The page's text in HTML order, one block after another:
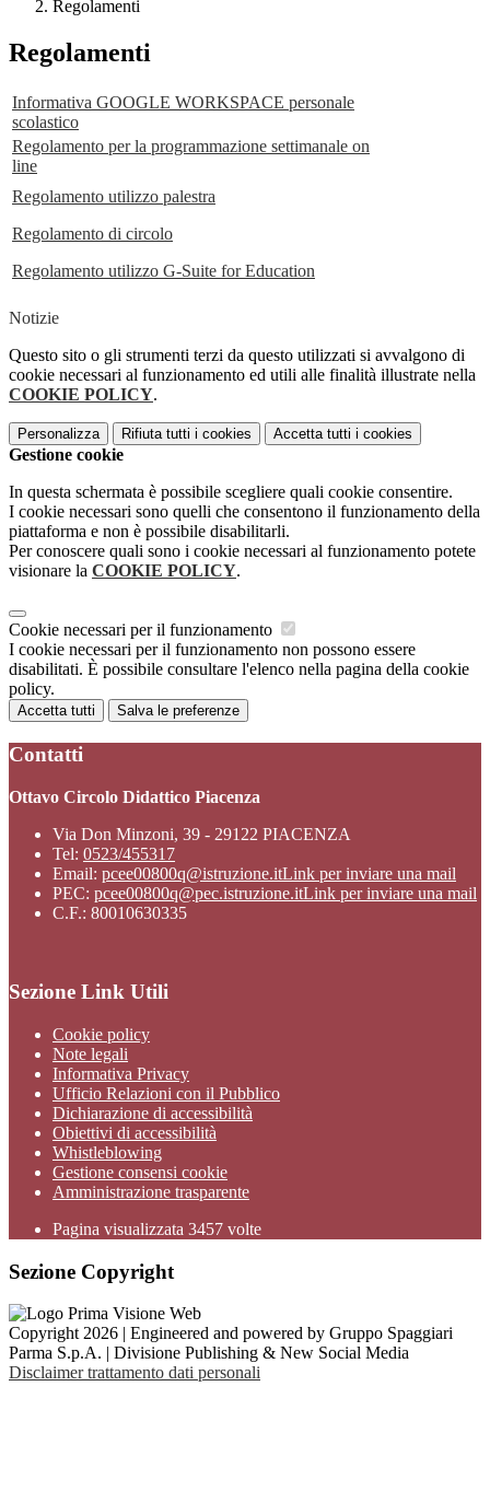
Regolamenti
Regolamenti
Informativa GOOGLE WORKSPACE personale
scolastico
Regolamento per la programmazione settimanale on
line
Regolamento utilizzo palestra
Regolamento di circolo
Regolamento utilizzo G-Suite for Education
Notizie
Questo sito o gli strumenti terzi da questo utilizzati si avvalgono di
cookie necessari al funzionamento ed utili alle finalità illustrate nella
COOKIE POLICY.
Personalizza Rifiuta tutti i cookies Accetta tutti i cookies
Gestione cookie
In questa schermata è possibile scegliere quali cookie consentire.
I cookie necessari sono quelli che consentono il funzionamento della
piattaforma e non è possibile disabilitarli.
Per conoscere quali sono i cookie necessari al funzionamento potete
visionare la COOKIE POLICY.
Cookie necessari per il funzionamento
I cookie necessari per il funzionamento non possono essere
disabilitati. È possibile consultare l'elenco nella pagina della cookie
policy.
Accetta tutti Salva le preferenze
Contatti
Ottavo Circolo Didattico Piacenza
Via Don Minzoni, 39 - 29122 PIACENZA
Tel: 0523/455317
Email: pcee00800q@istruzione.itLink per inviare una mail
PEC: pcee00800q@pec.istruzione.itLink per inviare una mail
C.F.: 80010630335
Sezione Link Utili
Cookie policy
Note legali
Informativa Privacy
Ufficio Relazioni con il Pubblico
Dichiarazione di accessibilità
Obiettivi di accessibilità
Whistleblowing
Gestione consensi cookie
Amministrazione trasparente
Pagina visualizzata 3457 volte
Sezione Copyright
Copyright 2026 | Engineered and powered by Gruppo Spaggiari
Parma S.p.A. | Divisione Publishing & New Social Media
Disclaimer trattamento dati personali